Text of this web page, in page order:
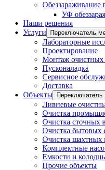
Обеззараживание
УФ
Наши решения
Услуги
Переключатель
Лабораторные
Проектирование
Монтаж очистных
Пусконаладка
Сервисное
Доставка
Объекты
Ливневые
Очистка
Очистка сточных
Очистка бытовых
Очистка шахтных
Комплектные
Емкости и
Прочие объекты